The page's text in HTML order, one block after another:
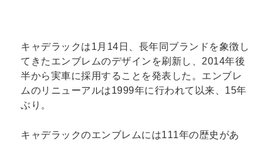
キャデラックは1月14日、長年同ブランドを象徴し
てきたエンブレムのデザインを刷新し、2014年後
半から実車に採用することを発表した。エンブレ
ムのリニューアルは1999年に行われて以来、15年
ぶり。
キャデラックのエンブレムには111年の歴史があ